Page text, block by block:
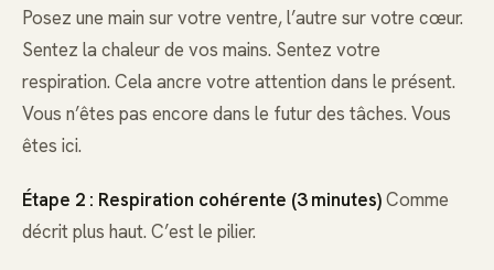
Posez une main sur votre ventre, l’autre sur votre cœur.
Sentez la chaleur de vos mains. Sentez votre
respiration. Cela ancre votre attention dans le présent.
Vous n’êtes pas encore dans le futur des tâches. Vous
êtes ici.
Étape 2 : Respiration cohérente (3 minutes)Comme
décrit plus haut. C’est le pilier.